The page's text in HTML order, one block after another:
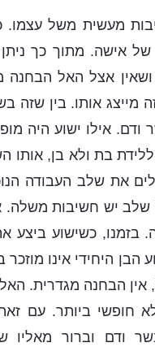
מעשית משל עצמו.
אישה. מתוך כך
אצל האל הבחנה
מייצג אותו. בין שזה
ודם. אילו ישוע היה
ללידת בת ולא בן,
את שלב העבודה
יש חשיבות משלה.
בזמנו, כשישוע ביצע
היחידי אינו
הבחנה מגדרית.
חופשי ביותר. עם
ודם וברור מאליו